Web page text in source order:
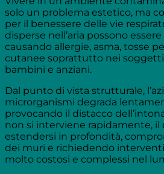
solo un problema estetico, ma
per il benessere delle vie
disperse nell’aria possono
causando allergie, asma, tosse
cutanee soprattutto nei
bambini e anziani.
Dal punto di vista strutturale,
microrganismi degrada
provocando il distacco
non si interviene rapidamente, il
estendersi in profondità,
dei muri e richiedendo
molto costosi e complessi nel